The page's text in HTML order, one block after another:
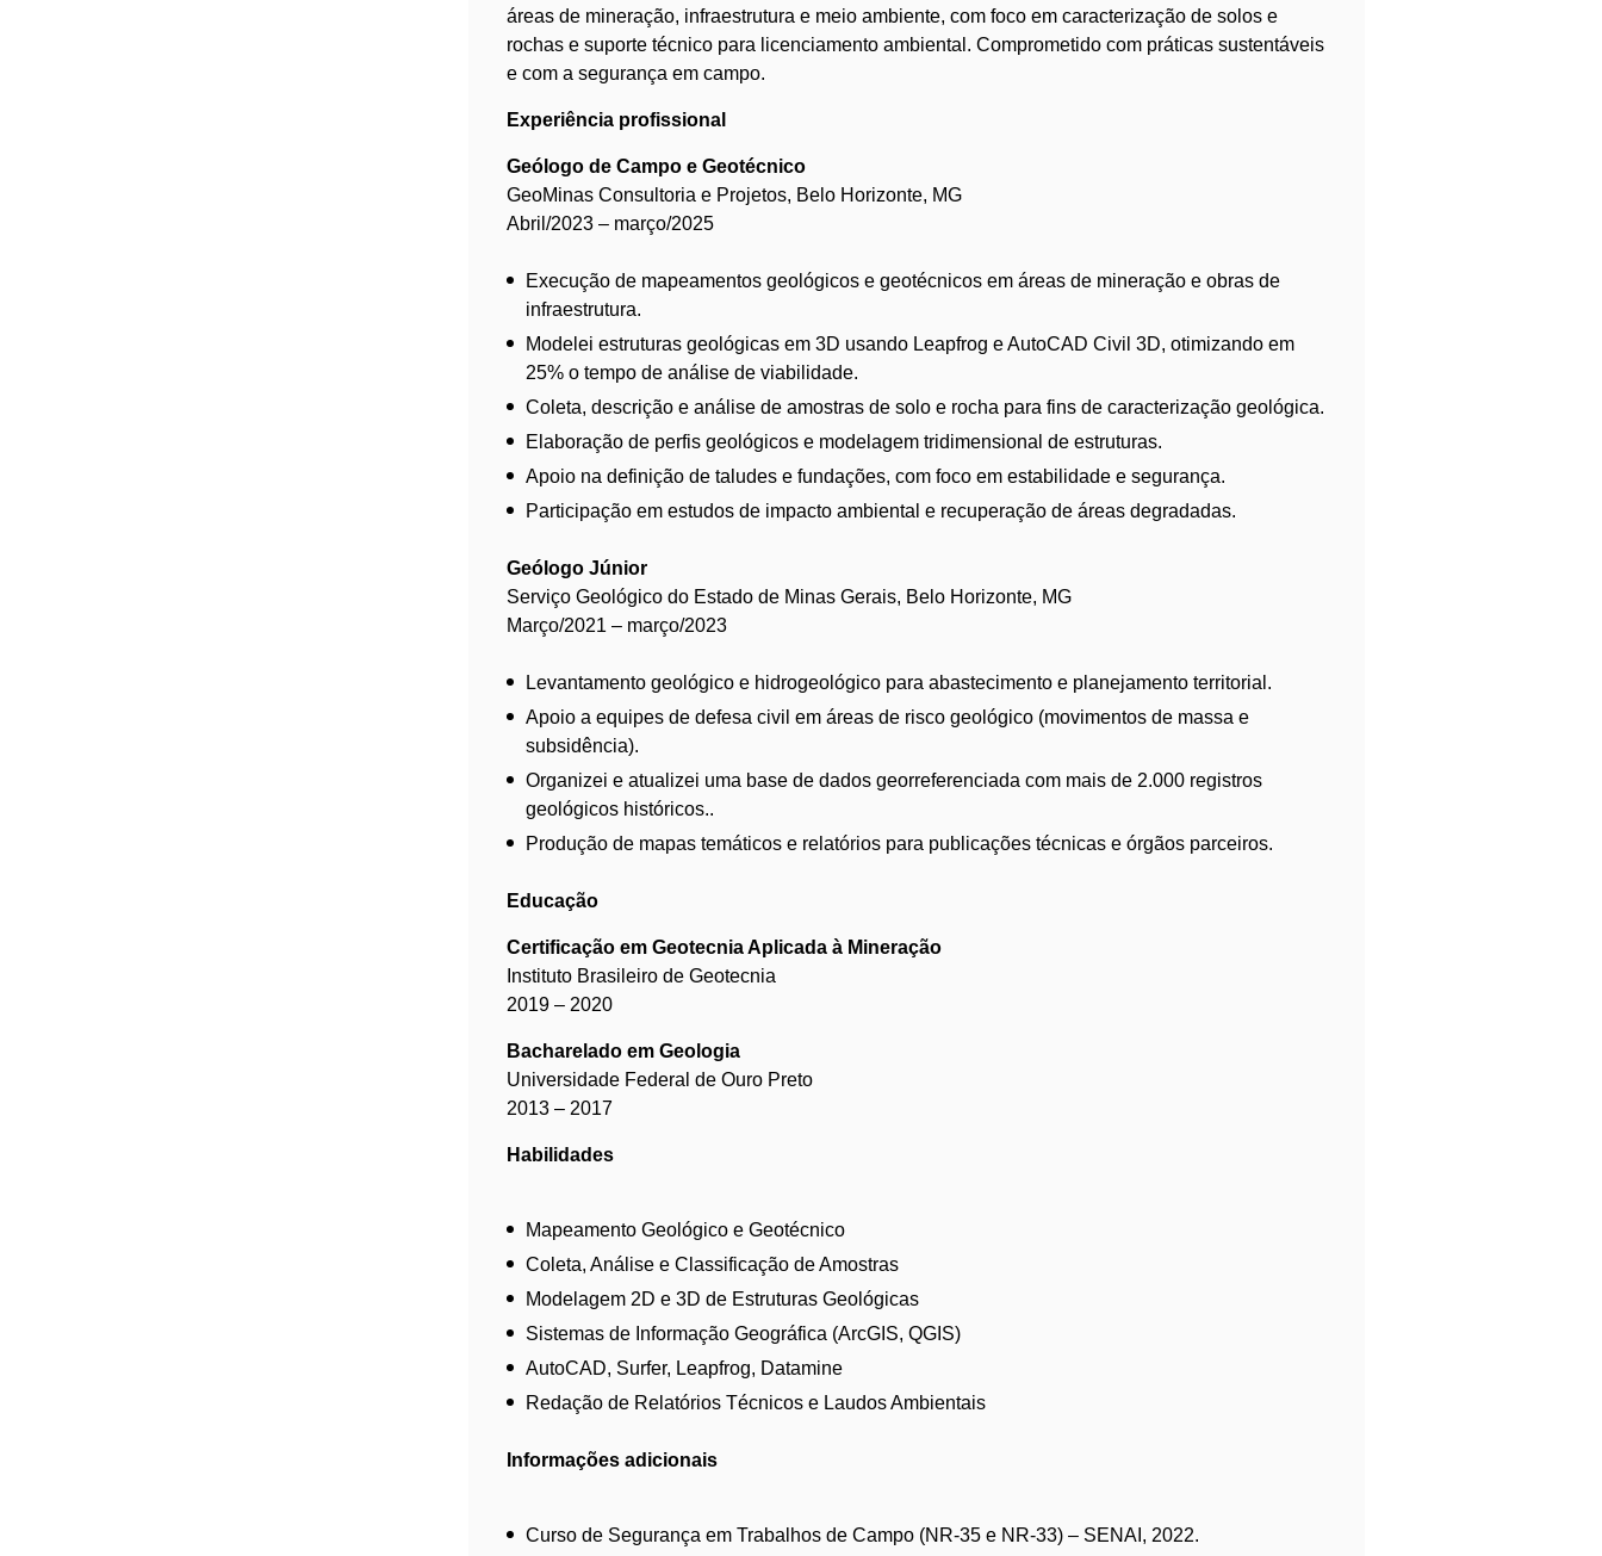
áreas de mineração, infraestrutura e meio ambiente, com foco em caracterização de solos e
rochas e suporte técnico para licenciamento ambiental. Comprometido com práticas sustentáveis
e com a segurança em campo.
Experiência profissional
Geólogo de Campo e Geotécnico
GeoMinas Consultoria e Projetos, Belo Horizonte, MG
Abril/2023 – março/2025
Execução de mapeamentos geológicos e geotécnicos em áreas de mineração e obras de
infraestrutura.
Modelei estruturas geológicas em 3D usando Leapfrog e AutoCAD Civil 3D, otimizando em
25% o tempo de análise de viabilidade.
Coleta, descrição e análise de amostras de solo e rocha para fins de caracterização geológica.
Elaboração de perfis geológicos e modelagem tridimensional de estruturas.
Apoio na definição de taludes e fundações, com foco em estabilidade e segurança.
Participação em estudos de impacto ambiental e recuperação de áreas degradadas.
Geólogo Júnior
Serviço Geológico do Estado de Minas Gerais, Belo Horizonte, MG
Março/2021 – março/2023
Levantamento geológico e hidrogeológico para abastecimento e planejamento territorial.
Apoio a equipes de defesa civil em áreas de risco geológico (movimentos de massa e
subsidência).
Organizei e atualizei uma base de dados georreferenciada com mais de 2.000 registros
geológicos históricos..
Produção de mapas temáticos e relatórios para publicações técnicas e órgãos parceiros.
Educação
Certificação em Geotecnia Aplicada à Mineração
Instituto Brasileiro de Geotecnia
2019 – 2020
Bacharelado em Geologia
Universidade Federal de Ouro Preto
2013 – 2017
Habilidades
Mapeamento Geológico e Geotécnico
Coleta, Análise e Classificação de Amostras
Modelagem 2D e 3D de Estruturas Geológicas
Sistemas de Informação Geográfica (ArcGIS, QGIS)
AutoCAD, Surfer, Leapfrog, Datamine
Redação de Relatórios Técnicos e Laudos Ambientais
Informações adicionais
Curso de Segurança em Trabalhos de Campo (NR-35 e NR-33) – SENAI, 2022.